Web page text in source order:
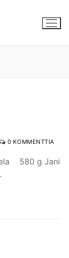
0 KOMMENTTIA
580 g Jani